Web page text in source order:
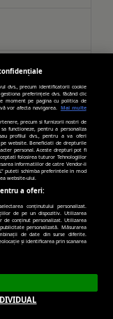
6 zile, 394 zile,
dvs., precum identificatorii cookie
preferințele dvs. făcând clic
moment pe pagina cu politica de
vor afecta navigarea.
Mai multe
precum si furnizorii nostri de
functioneze, pentru a personaliza
profilul dvs., pentru a va oferi
website. Beneficiati de drepturile
personal. Aceste drepturi pot fi
folosirea tuturor Tehnologiilor
informatiilor de catre Vendor-ii
puteti schimba preferintele in mod
website-ului.
a oferi:
conținutului personalizat.
de pe un dispozitiv. Utilizarea
de conținut personalizat. Utilizarea
personalizată. Măsurarea
de date din surse diferite.
și identificarea prin scanarea